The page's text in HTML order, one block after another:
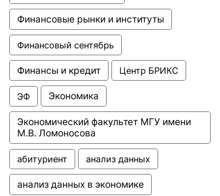
Финансовые рынки и институты
Финансовый сентябрь
Финансы и кредит Центр БРИКС
ЭФ Экономика
Экономический факультет МГУ имени
М.В. Ломоносова
абитуриент анализ данных
анализ данных в экономике